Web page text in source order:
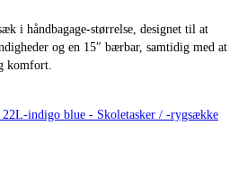
i håndbagage-størrelse, designet til at
og en 15″ bærbar, samtidig med at
komfort.